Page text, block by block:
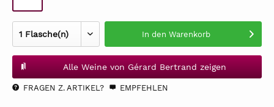
In den Warenkorb
Alle Weine von Gérard Bertrand zeigen
FRAGEN Z. ARTIKEL? EMPFEHLEN